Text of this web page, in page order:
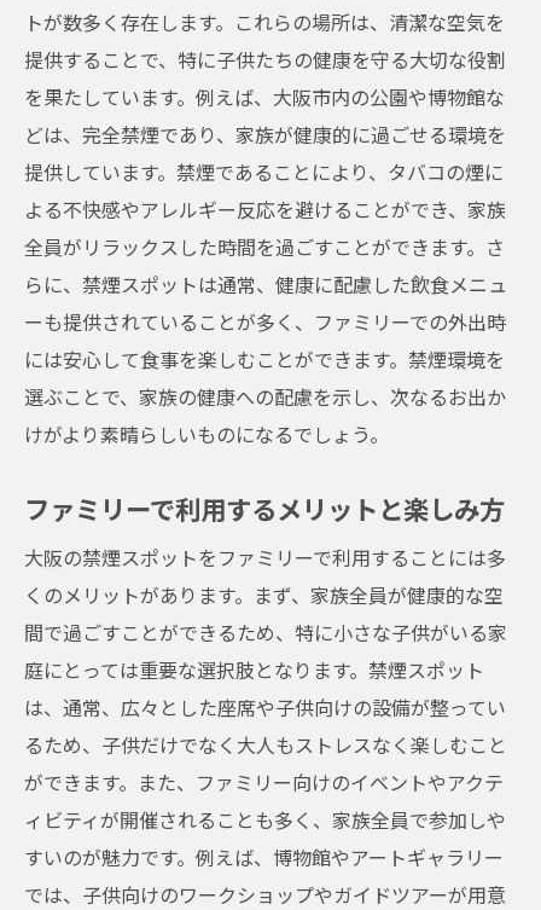
トが数多く存在します。これらの場所は、清潔な空気を
提供することで、特に子供たちの健康を守る大切な役割
を果たしています。例えば、大阪市内の公園や博物館な
どは、完全禁煙であり、家族が健康的に過ごせる環境を
提供しています。禁煙であることにより、タバコの煙に
よる不快感やアレルギー反応を避けることができ、家族
全員がリラックスした時間を過ごすことができます。さ
らに、禁煙スポットは通常、健康に配慮した飲食メニュ
ーも提供されていることが多く、ファミリーでの外出時
には安心して食事を楽しむことができます。禁煙環境を
選ぶことで、家族の健康への配慮を示し、次なるお出か
けがより素晴らしいものになるでしょう。
ファミリーで利用するメリットと楽しみ方
大阪の禁煙スポットをファミリーで利用することには多
くのメリットがあります。まず、家族全員が健康的な空
間で過ごすことができるため、特に小さな子供がいる家
庭にとっては重要な選択肢となります。禁煙スポット
は、通常、広々とした座席や子供向けの設備が整ってい
るため、子供だけでなく大人もストレスなく楽しむこと
ができます。また、ファミリー向けのイベントやアクテ
ィビティが開催されることも多く、家族全員で参加しや
すいのが魅力です。例えば、博物館やアートギャラリー
では、子供向けのワークショップやガイドツアーが用意